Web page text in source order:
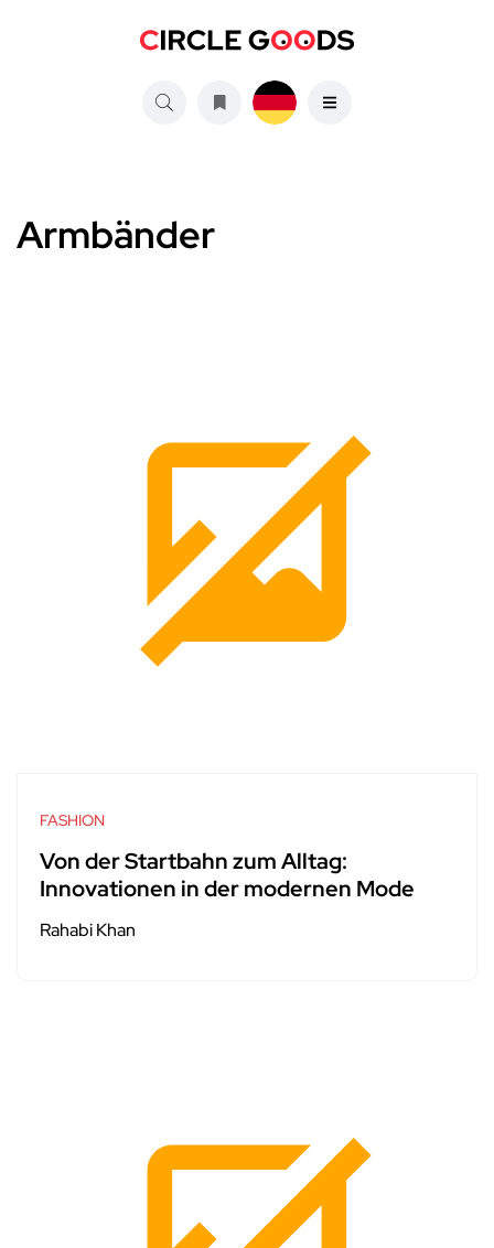
Armbänder
FASHION
Von der Startbahn zum Alltag:
Innovationen in der modernen Mode
Rahabi Khan